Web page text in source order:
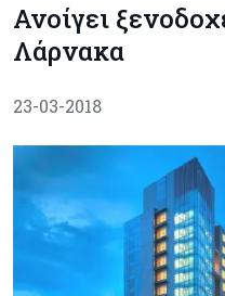
Ανοίγει
Λάρνακα
23-03-2018